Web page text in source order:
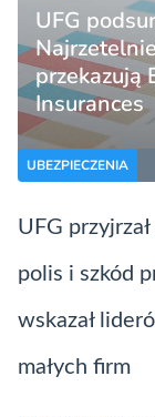
UFG
przekazują
Insurances
UBEZPIECZENIA
UFG
polis i szkód
wskazał
małych firm